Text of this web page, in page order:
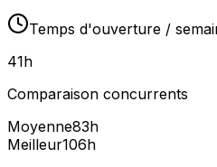
Temps d'ouverture /
41h
Comparaison concurrents
Moyenne83h
Meilleur106h